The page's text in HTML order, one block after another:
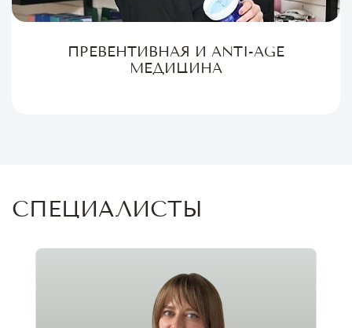
ПРЕВЕНТИВНАЯ И ANTI-AGE
МЕДИЦИНА
СПЕЦИАЛИСТЫ